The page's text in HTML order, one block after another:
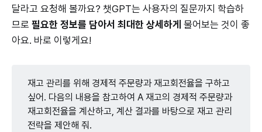
달라고 요청해 볼까요? 챗GPT는 사용자의 질문까지 학습하
므로 필요한 정보를 담아서 최대한 상세하게 물어보는 것이 좋
아요. 바로 이렇게요!
재고 관리를 위해 경제적 주문량과 재고회전율을 구하고
싶어. 다음의 내용을 참고하여 A 재고의 경제적 주문량과
재고회전율을 계산하고, 계산 결과를 바탕으로 재고 관리
전략을 제안해 줘.